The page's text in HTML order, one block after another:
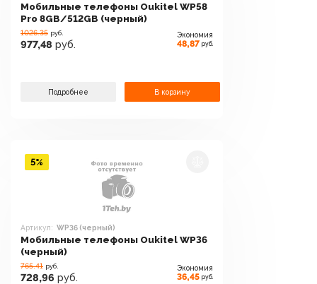
Мобильные телефоны Oukitel WP58
Pro 8GB/512GB (черный)
1026.35 руб.
977,48 руб.
Экономия
48,87 руб.
Подробнее В корзину
Артикул: WP36 (черный)
Мобильные телефоны Oukitel WP36
(черный)
765.41 руб.
728,96 руб.
Экономия
36,45 руб.
5%